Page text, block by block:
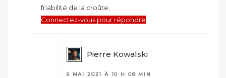
friabilité de la croûte,
Connectez-vous pour répondre
Pierre Kowalski
6 MAI 2021 À 10 H 08 MIN